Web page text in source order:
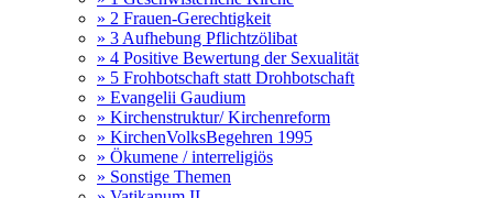
» 2 Frauen-Gerechtigkeit
» 3 Aufhebung Pflichtzölibat
» 4 Positive Bewertung der Sexualität
» 5 Frohbotschaft statt Drohbotschaft
» Evangelii Gaudium
» Kirchenstruktur/ Kirchenreform
» KirchenVolksBegehren 1995
» Ökumene / interreligiös
» Sonstige Themen